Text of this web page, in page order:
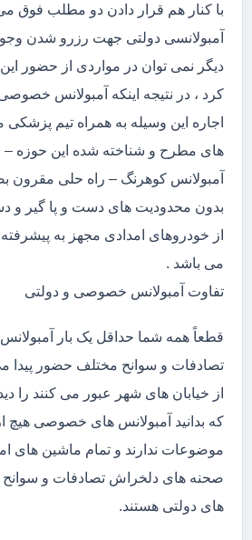
با کنار هم قرار دادن دو مطلب فوق
آمبولانسی دولتی جهت رزرو شدن
دیگر نمی توان در مواردی از حضور
کرد ، در نتیجه اینکه آمبولانس
اجاره این وسیله به همراه تیم
های مطرح و شناخته شده این حوزه –
آمبولانس کوهرنگ – راه حلی مقرون
بدون محدودیت های دست و پا گیر و
از خودروهای امدادی مجهز به
می باشد .
تفاوت آمبولانس خصوصی و دولتی
قطعاً همه شما حداقل یک بار
تصادفات و سوانح مختلف حضور پیدا
از خیابان های شهر عبور می کنند را
که بدانید آمبولانس های خصوصی هیچ
موضوعات ندارند و تمام ماشین های
صحنه های دلخراش تصادفات و سوانح
های دولتی هستند.